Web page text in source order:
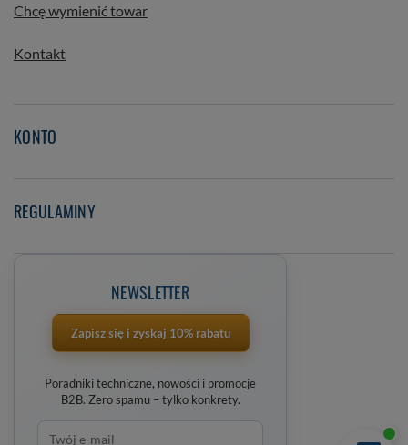
Chcę wymienić towar
Kontakt
KONTO
REGULAMINY
NEWSLETTER
Zapisz się i zyskaj 10% rabatu
Poradniki techniczne, nowości i promocje
B2B. Zero spamu – tylko konkrety.